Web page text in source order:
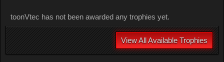
toonVtec has not been awarded any trophies yet.
View All Available Trophies